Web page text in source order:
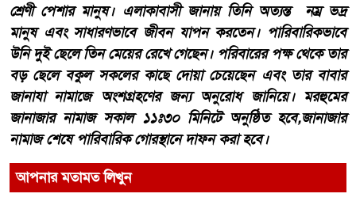
শ্রেণী পেশার মানুষ। এলাকাবাসী জানায় তিনি অত্যন্ত নম্র ভদ্র
মানুষ এবং সাধারণভাবে জীবন যাপন করতেন। পারিবারিকভাবে
উনি দুই ছেলে তিন মেয়ের রেখে গেছেন। পরিবারের পক্ষ থেকে তার
বড় ছেলে বকুল সকলের কাছে দোয়া চেয়েছেন এবং তার বাবার
জানাযা নামাজে অংশগ্রহণের জন্য অনুরোধ জানিয়ে। মরহুমের
জানাজার নামাজ সকাল ১১ঃ৩০ মিনিটে অনুষ্ঠিত হবে,জানাজার
নামাজ শেষে পারিবারিক গোরস্থানে দাফন করা হবে।
আপনার মতামত লিখুন